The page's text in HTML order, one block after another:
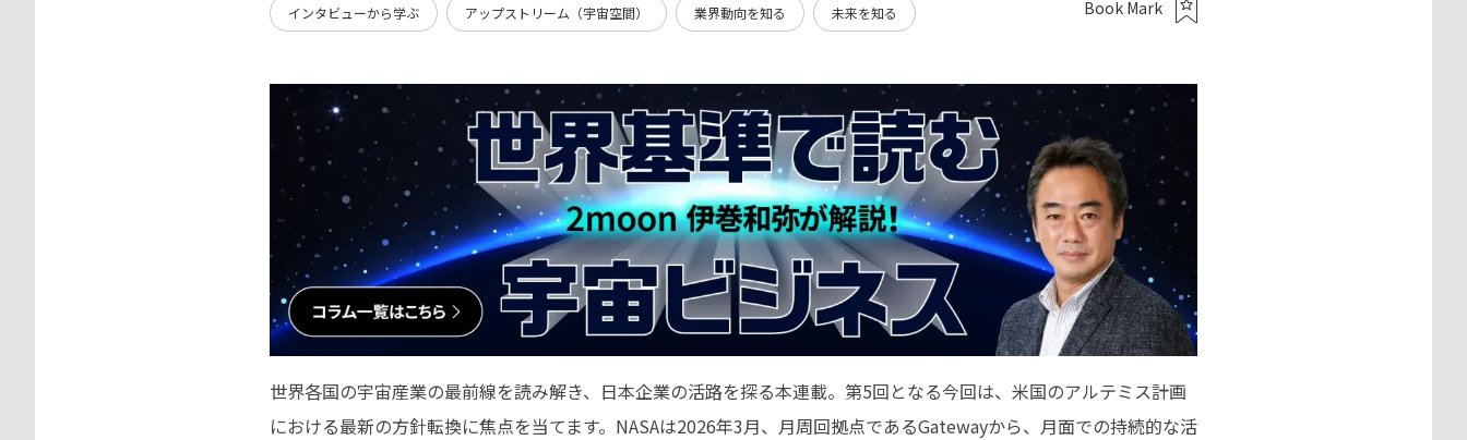
インタビューから学ぶ アップストリーム（宇宙空間） 業界動向を知る 未来を知る Book Mark
世界各国の宇宙産業の最前線を読み解き、日本企業の活路を探る本連載。第5回となる今回は、米国のアルテミス計画
における最新の方針転換に焦点を当てます。NASAは2026年3月、月周回拠点であるGatewayから、月面での持続的な活